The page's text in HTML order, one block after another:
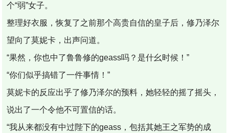
个“弱”女子。
整理好衣服，恢复了之前那个高贵自信的皇子后，修乃泽尔
望向了莫妮卡，出声问道。
“果然，你也中了鲁鲁修的geass吗？是什幺时候！”
“你们似乎搞错了一件事情！”
莫妮卡的反应出乎了修乃泽尔的预料，她轻轻的摇了摇头，
说出了一个令他不可置信的话。
“我从来都没有中过陛下的geass，包括其她王之军势的成